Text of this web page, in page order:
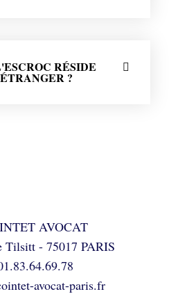
RÉSIDE
?
AVOCAT
Tilsitt - 75017 PARIS
avocat-paris.fr